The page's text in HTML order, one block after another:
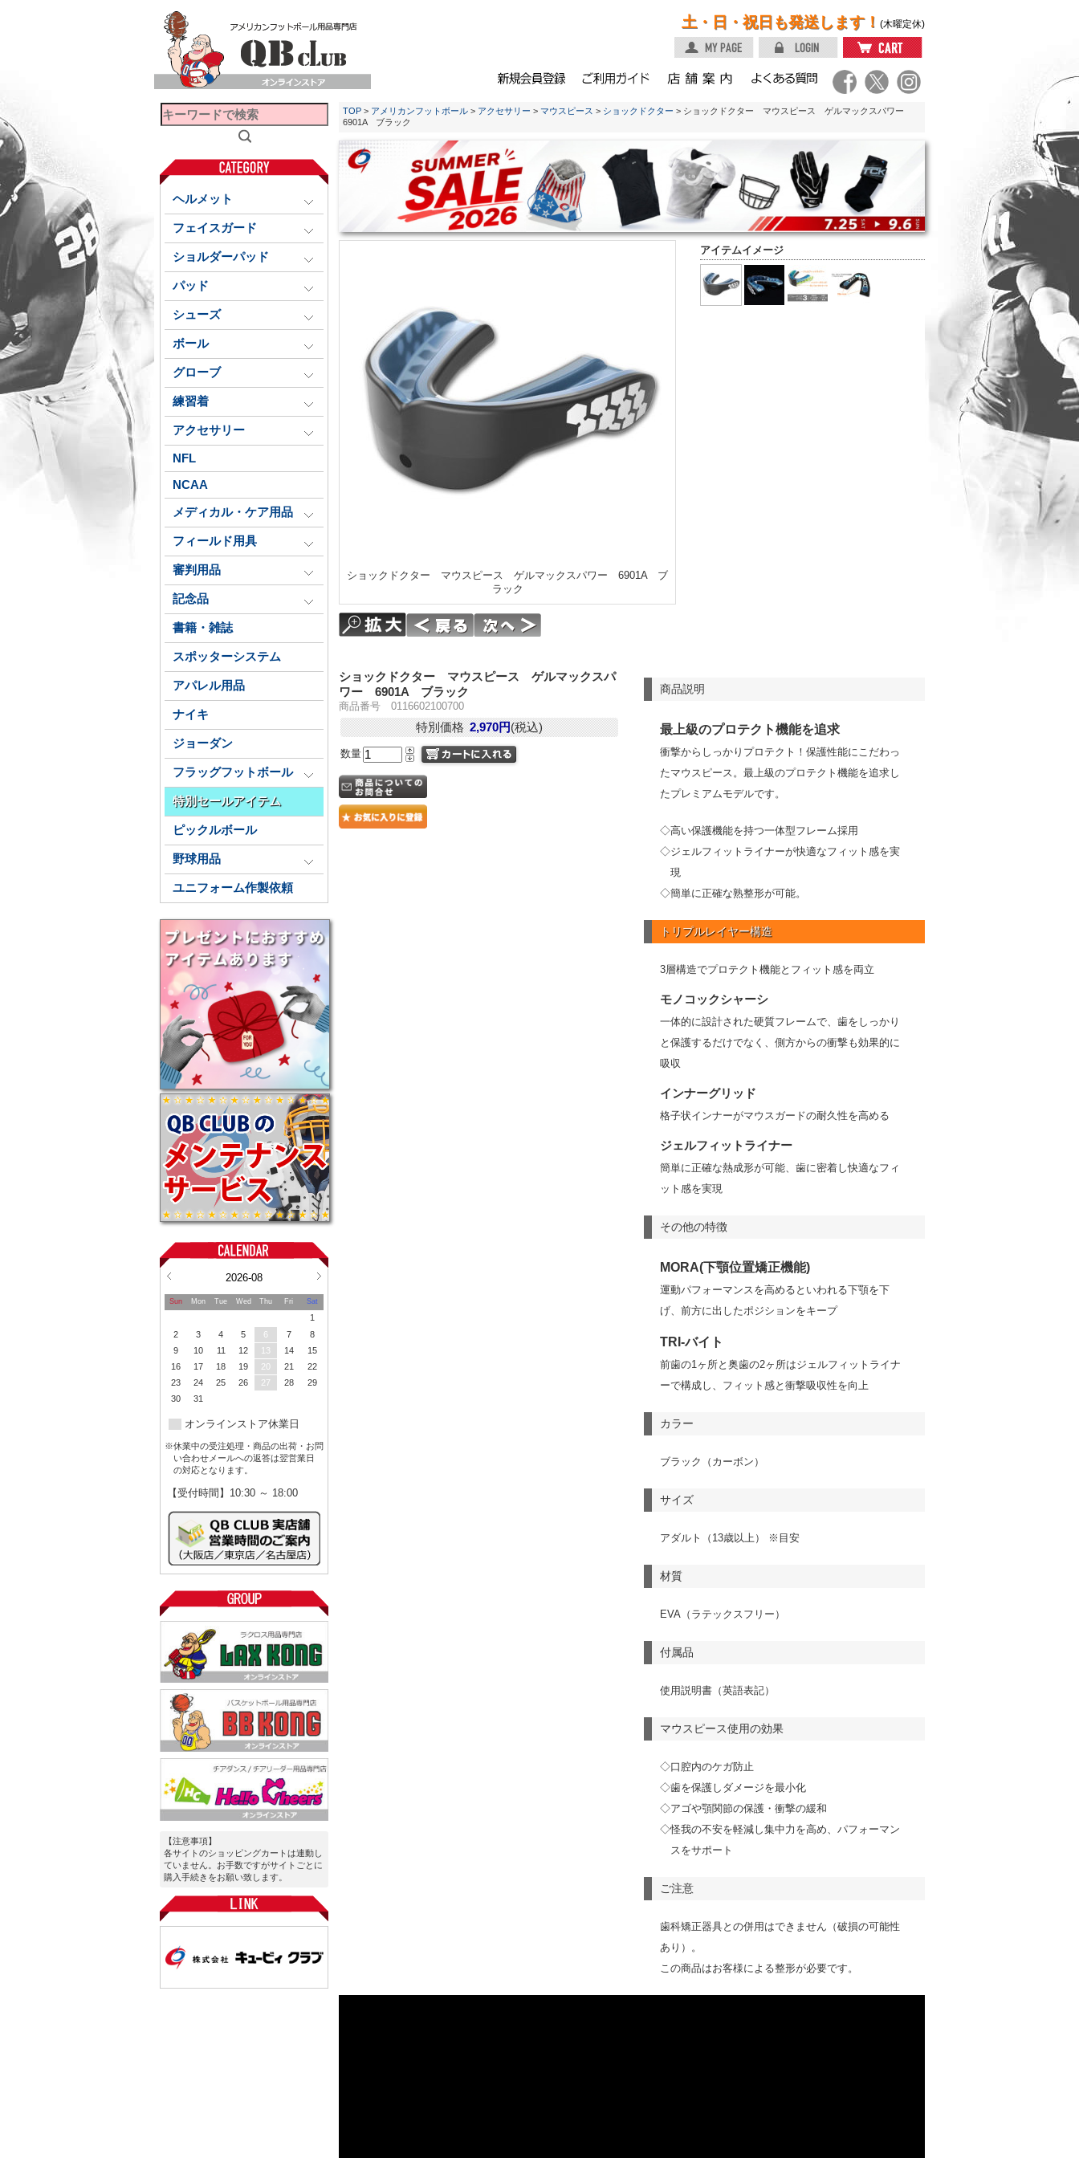
土・日・祝日も発送します！ (木曜定休)
ヘルメット
フェイスガード
ショルダーパッド
パッド
シューズ
ボール
グローブ
練習着
アクセサリー
NFL
NCAA
メディカル・ケア用品
フィールド用具
審判用品
記念品
書籍・雑誌
スポッターシステム
アパレル用品
ナイキ
ジョーダン
フラッグフットボール
特別セールアイテム
ピックルボール
野球用品
ユニフォーム作製依頼
2026-08
Sun Mon Tue Wed Thu Fri Sat
1
2
3 4 5 6 7
8
9
10 11 12 13 14
15
16
17 18 19 20 21
22
23
24 25 26 27 28
29
30
31
オンラインストア休業日
※休業中の受注処理・商品の出荷・お問
い合わせメールへの返答は翌営業日
の対応となります。
【受付時間】10:30 ～ 18:00
【注意事項】
各サイトのショッピングカートは連動し
ていません。お手数ですがサイトごとに
購入手続きをお願い致します。
TOP > アメリカンフットボール > アクセサリー > マウスピース > ショックドクター > ショックドクター マウスピース ゲルマックスパワー
6901A ブラック
アイテムイメージ
ショックドクター マウスピース ゲルマックスパワー 6901A ブ
ラック
商品説明
最上級のプロテクト機能を追求
衝撃からしっかりプロテクト！保護性能にこだわっ
たマウスピース。最上級のプロテクト機能を追求し
たプレミアムモデルです。
◇高い保護機能を持つ一体型フレーム採用
◇ジェルフィットライナーが快適なフィット感を実
現
◇簡単に正確な熟整形が可能。
トリプルレイヤー構造
3層構造でプロテクト機能とフィット感を両立
モノコックシャーシ
一体的に設計された硬質フレームで、歯をしっかり
と保護するだけでなく、側方からの衝撃も効果的に
吸収
インナーグリッド
格子状インナーがマウスガードの耐久性を高める
ジェルフィットライナー
簡単に正確な熱成形が可能、歯に密着し快適なフィ
ット感を実現
その他の特徴
MORA(下顎位置矯正機能)
運動パフォーマンスを高めるといわれる下顎を下
げ、前方に出したポジションをキープ
TRI-バイト
前歯の1ヶ所と奥歯の2ヶ所はジェルフィットライナ
ーで構成し、フィット感と衝撃吸収性を向上
カラー
ブラック（カーボン）
サイズ
アダルト（13歳以上） ※目安
材質
EVA（ラテックスフリー）
付属品
使用説明書（英語表記）
マウスピース使用の効果
◇口腔内のケガ防止
◇歯を保護しダメージを最小化
◇アゴや顎関節の保護・衝撃の緩和
◇怪我の不安を軽減し集中力を高め、パフォーマン
スをサポート
ご注意
歯科矯正器具との併用はできません（破損の可能性
あり）。
この商品はお客様による整形が必要です。
ショックドクター マウスピース ゲルマックスパ
ワー 6901A ブラック
商品番号 0116602100700
特別価格 2,970円(税込)
数量